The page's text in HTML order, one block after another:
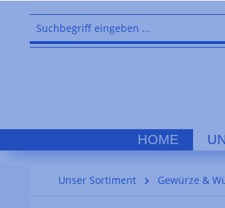
Zur Hauptnavigation springen
HOME
Unser Sortiment Gewürze &